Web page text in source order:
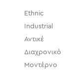
Ethnic
Industrial
Αντικέ
Διαχρονικό
Μοντέρνο